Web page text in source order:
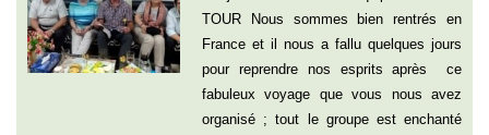
personnes)
TOUR Nous sommes bien rentrés en
France et il nous a fallu quelques jours
pour reprendre nos esprits après ce
fabuleux voyage que vous nous avez
organisé ; tout le groupe est enchanté